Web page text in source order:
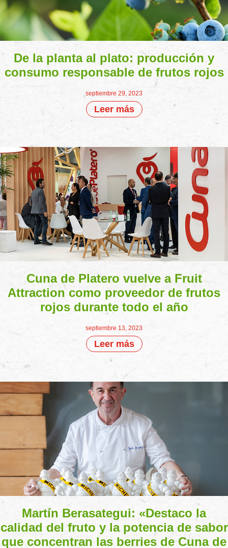
De la planta al plato: producción y
consumo responsable de frutos rojos
septiembre 29, 2023
Leer más
Cuna de Platero vuelve a Fruit
Attraction como proveedor de frutos
rojos durante todo el año
septiembre 13, 2023
Leer más
Martín Berasategui: «Destaco la
calidad del fruto y la potencia de sabor
que concentran las berries de Cuna de